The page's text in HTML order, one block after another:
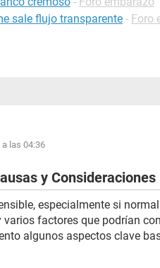
sale flujo transparente - Foro
las 04:36
y Consideraciones
especialmente si
varios factores que podrían
algunos aspectos clave